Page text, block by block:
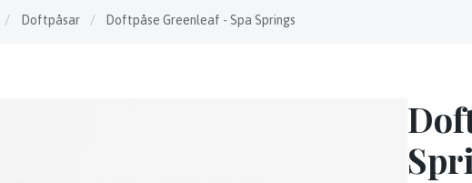
/ Doftpåsar / Doftpåse Greenleaf - Spa Springs